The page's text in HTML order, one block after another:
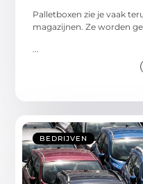
Palletboxen zie je vaak
magazijnen. Ze worden
...
BEDRIJVEN